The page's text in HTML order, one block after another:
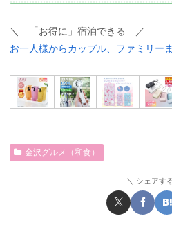
＼ 「お得に」宿泊できる ／
お一人様からカップル、ファミリ
金沢グルメ（和食）
シェアす